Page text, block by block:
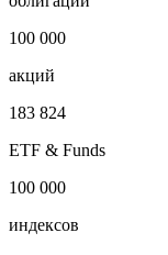
100 000
акций
183 824
ETF & Funds
100 000
индексов